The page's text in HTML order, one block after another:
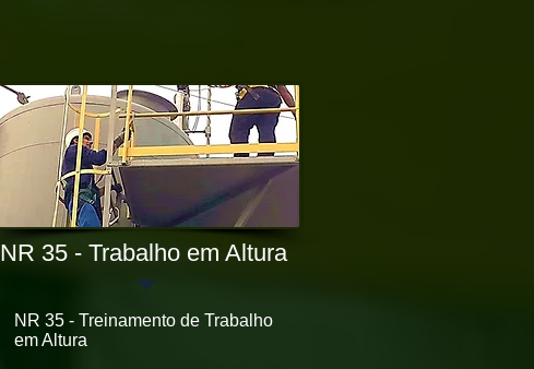
NR 35 - Trabalho em Altura
NR 35 - Treinamento de Trabalho
em Altura